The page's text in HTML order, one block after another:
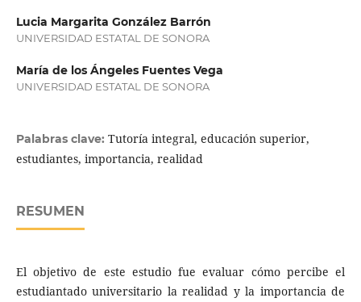
Lucia Margarita González Barrón
UNIVERSIDAD ESTATAL DE SONORA
María de los Ángeles Fuentes Vega
UNIVERSIDAD ESTATAL DE SONORA
Palabras clave: Tutoría integral, educación superior,
estudiantes, importancia, realidad
RESUMEN
El objetivo de este estudio fue evaluar cómo percibe el
estudiantado universitario la realidad y la importancia de